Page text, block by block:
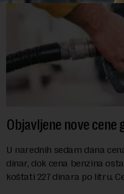
Objavljene nove cene
U narednih sedam dana
dinar, dok cena benzina
koštati 227 dinara po litru.